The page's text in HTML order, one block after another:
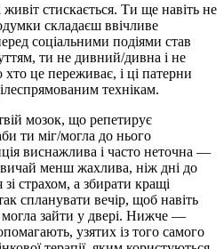
стискається. Ти ще навіть не
складаєш ввічливе
соціальними подіями став
ти не дивний/дивна і не
це переживає, і ці патерни
технікам.
мозок, що репетирує
ти міг/могла до нього
виснажлива і часто неточна —
менш жахлива, ніж дні до
страхом, а збирати кращі
спланувати вечір, щоб навіть
могла зайти у двері. Нижче —
узятих із того самого